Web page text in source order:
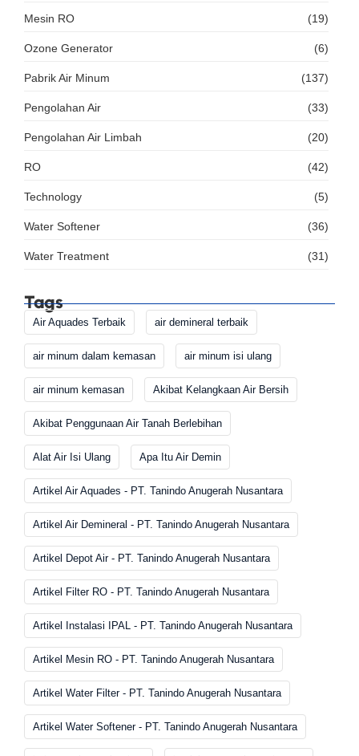
Mesin RO (19)
Ozone Generator (6)
Pabrik Air Minum (137)
Pengolahan Air (33)
Pengolahan Air Limbah (20)
RO (42)
Technology (5)
Water Softener (36)
Water Treatment (31)
Tags
Air Aquades Terbaik air demineral terbaik
air minum dalam kemasan air minum isi ulang
air minum kemasan Akibat Kelangkaan Air Bersih
Akibat Penggunaan Air Tanah Berlebihan
Alat Air Isi Ulang Apa Itu Air Demin
Artikel Air Aquades - PT. Tanindo Anugerah Nusantara
Artikel Air Demineral - PT. Tanindo Anugerah Nusantara
Artikel Depot Air - PT. Tanindo Anugerah Nusantara
Artikel Filter RO - PT. Tanindo Anugerah Nusantara
Artikel Instalasi IPAL - PT. Tanindo Anugerah Nusantara
Artikel Mesin RO - PT. Tanindo Anugerah Nusantara
Artikel Water Filter - PT. Tanindo Anugerah Nusantara
Artikel Water Softener - PT. Tanindo Anugerah Nusantara